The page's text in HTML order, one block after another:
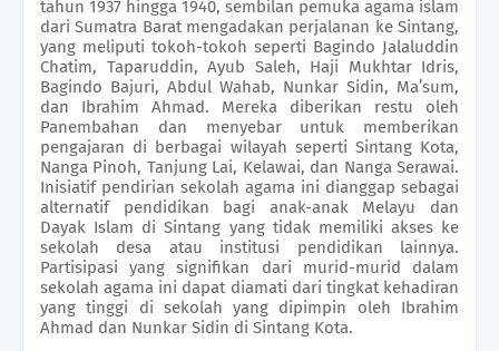
tahun 1937 hingga 1940, sembilan pemuka agama islam
dari Sumatra Barat mengadakan perjalanan ke Sintang,
yang meliputi tokoh-tokoh seperti Bagindo Jalaluddin
Chatim, Taparuddin, Ayub Saleh, Haji Mukhtar Idris,
Bagindo Bajuri, Abdul Wahab, Nunkar Sidin, Ma’sum,
dan Ibrahim Ahmad. Mereka diberikan restu oleh
Panembahan dan menyebar untuk memberikan
pengajaran di berbagai wilayah seperti Sintang Kota,
Nanga Pinoh, Tanjung Lai, Kelawai, dan Nanga Serawai.
Inisiatif pendirian sekolah agama ini dianggap sebagai
alternatif pendidikan bagi anak-anak Melayu dan
Dayak Islam di Sintang yang tidak memiliki akses ke
sekolah desa atau institusi pendidikan lainnya.
Partisipasi yang signifikan dari murid-murid dalam
sekolah agama ini dapat diamati dari tingkat kehadiran
yang tinggi di sekolah yang dipimpin oleh Ibrahim
Ahmad dan Nunkar Sidin di Sintang Kota.